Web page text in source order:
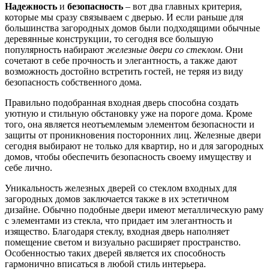
Надежность и безопасность – вот два главных критерия,
которые мы сразу связываем с дверью. И если раньше для
большинства загородных домов были подходящими обычные
деревянные конструкции, то сегодня все большую
популярность набирают железные двери со стеклом. Они
сочетают в себе прочность и элегантность, а также дают
возможность достойно встретить гостей, не теряя из виду
безопасность собственного дома.
Правильно подобранная входная дверь способна создать
уютную и стильную обстановку уже на пороге дома. Кроме
того, она является неотъемлемым элементом безопасности и
защиты от проникновения посторонних лиц. Железные двери
сегодня выбирают не только для квартир, но и для загородных
домов, чтобы обеспечить безопасность своему имуществу и
себе лично.
Уникальность железных дверей со стеклом входных для
загородных домов заключается также в их эстетичном
дизайне. Обычно подобные двери имеют металлическую раму
с элементами из стекла, что придает им элегантность и
изящество. Благодаря стеклу, входная дверь наполняет
помещение светом и визуально расширяет пространство.
Особенностью таких дверей является их способность
гармонично вписаться в любой стиль интерьера.